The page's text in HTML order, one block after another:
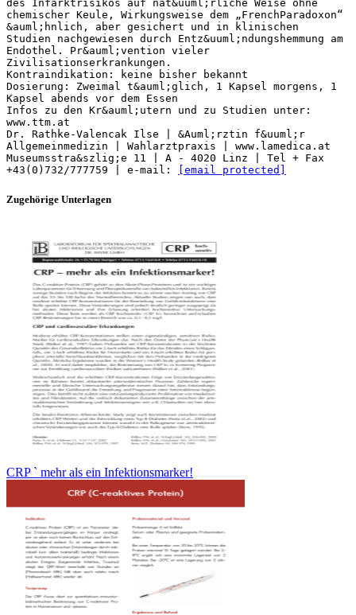
des Infarktrisikos auf nat&uuml;rliche Weise ohne
chemischer Keule, Wirkungsweise dem „FrenchParadoxon“
&auml;hnlich, aber gesichert und in klinischen
Studien nachgewiesen durch Entz&uuml;ndungshemmung am
Endothel. Pr&auml;vention vieler
Zivilisationserkrankungen.
Kontraindikation: keine bisher bekannt
Dosierung: Zweimal t&auml;glich, 1 Kapsel morgens, 1
Kapsel abends vor dem Essen
Infos zu den Kr&auml;utern und zu Studien unter:
www.ttm.at
Dr. Rathke-Valencak Ilse | &Auml;rztin f&uuml;r
Allgemeinmedizin | Wahlarztpraxis | www.lamedica.at
Museumsstra&szlig;e 11 | A - 4020 Linz | Tel + Fax
+43(0)732/777759 | e-mail:
[email protected]
Zugehörige Unterlagen
CRP ` mehr als ein Infektionsmarker!